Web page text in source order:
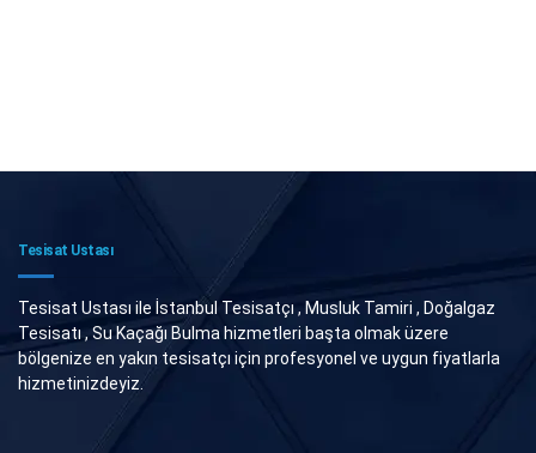
Tesisat Ustası
Tesisat Ustası ile İstanbul Tesisatçı , Musluk Tamiri , Doğalgaz
Tesisatı , Su Kaçağı Bulma hizmetleri başta olmak üzere
bölgenize en yakın tesisatçı için profesyonel ve uygun fiyatlarla
hizmetinizdeyiz.